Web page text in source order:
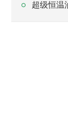
超级恒温